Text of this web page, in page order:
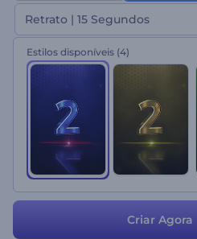
a sua escolha para uma intro de alto
mesmo!
Retrato | 15 Segundos
Estilos disponíveis (4)
Criar Agora